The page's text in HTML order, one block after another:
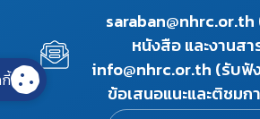
หนังสือ และงานส
info@nhrc.or.th (รับฟั
ข้อเสนอแนะและติชมก